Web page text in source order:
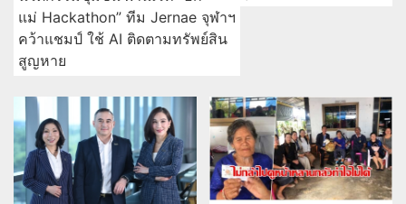
แม่ Hackathon” ทีม Jernae จุฬาฯ
คว้าแชมป์ ใช้ AI ติดตามทรัพย์สิน
สูญหาย